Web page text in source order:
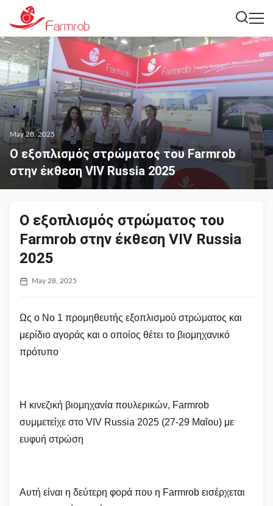
May 28, 2025
Ο εξοπλισμός στρώματος του Farmrob
στην έκθεση VIV Russia 2025
Ο εξοπλισμός στρώματος του
Farmrob στην έκθεση VIV Russia
2025
May 28, 2025
Ως ο Νο 1 προμηθευτής εξοπλισμού στρώματος και
μερίδιο αγοράς και ο οποίος θέτει το βιομηχανικό
πρότυπο
Η κινεζική βιομηχανία πουλερικών, Farmrob
συμμετείχε στο VIV Russia 2025 (27-29 Μαΐου) με
ευφυή στρώση
Αυτή είναι η δεύτερη φορά που η Farmrob εισέρχεται